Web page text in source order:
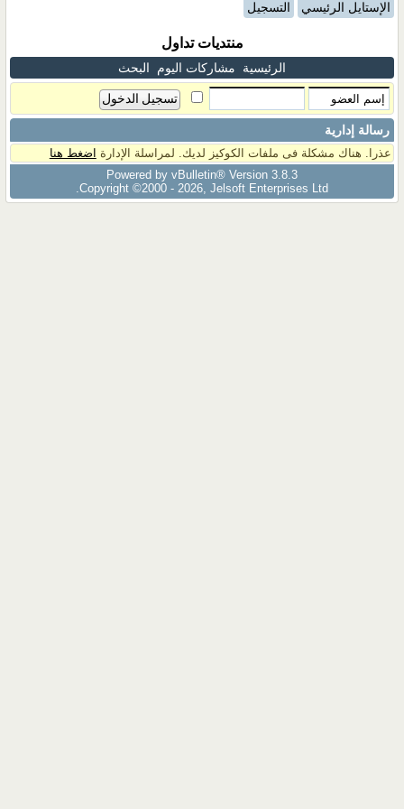
الإستايل الرئيسي التسجيل
منتديات تداول
الرئيسية مشاركات اليوم البحث
رسالة إدارية
عذرا. هناك مشكلة فى ملفات الكوكيز لديك. لمراسلة الإدارة اضغط هنا
Powered by vBulletin® Version 3.8.3
Copyright ©2000 - 2026, Jelsoft Enterprises Ltd.